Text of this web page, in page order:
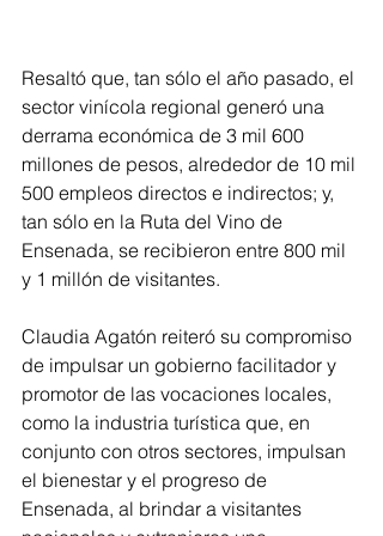
Resaltó que, tan sólo el año pasado, el
sector vinícola regional generó una
derrama económica de 3 mil 600
millones de pesos, alrededor de 10 mil
500 empleos directos e indirectos; y,
tan sólo en la Ruta del Vino de
Ensenada, se recibieron entre 800 mil
y 1 millón de visitantes.
Claudia Agatón reiteró su compromiso
de impulsar un gobierno facilitador y
promotor de las vocaciones locales,
como la industria turística que, en
conjunto con otros sectores, impulsan
el bienestar y el progreso de
Ensenada, al brindar a visitantes